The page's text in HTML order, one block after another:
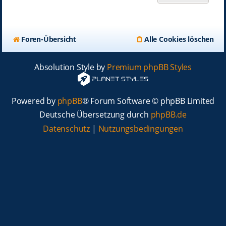
Foren-Übersicht Alle Cookies löschen
Absolution Style by Premium phpBB Styles
Powered by phpBB® Forum Software © phpBB Limited
Deutsche Übersetzung durch phpBB.de
Datenschutz | Nutzungsbedingungen